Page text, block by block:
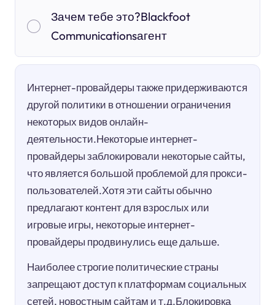
Зачем тебе это?Blackfoot
Communicationsагент
Интернет-провайдеры также придерживаются
другой политики в отношении ограничения
некоторых видов онлайн-
деятельности.Некоторые интернет-
провайдеры заблокировали некоторые сайты,
что является большой проблемой для прокси-
пользователей.Хотя эти сайты обычно
предлагают контент для взрослых или
игровые игры, некоторые интернет-
провайдеры продвинулись еще дальше.
Наиболее строгие политические страны
запрещают доступ к платформам социальных
сетей, новостным сайтам и т.д.Блокировка